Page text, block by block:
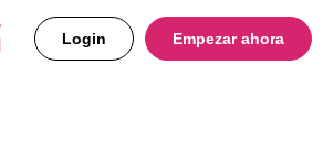
Login Empezar ahora